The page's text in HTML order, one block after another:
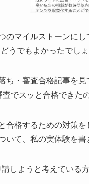
のマイルストーンに
うでもよかったでし
ち・審査合格記事を
でスッと合格できた
合格するための対策
いて、私の実体験を書
しようと考えている